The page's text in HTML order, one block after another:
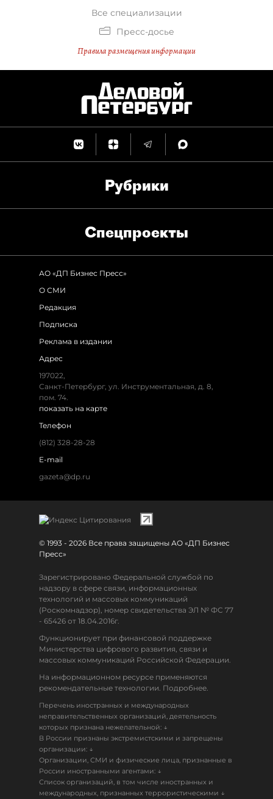
Все специализации
Пресс-досье
Правила размещения информации
Рубрики
Спец­проекты
АО «ДП Бизнес Пресс»
О СМИ
Редакция
Подписка
Реклама в издании
Адрес
197022,
Санкт-Петербург, ул. Инструментальная, д. 8,
пом. 74.
показать на карте
Телефон
(812) 328-28-28
E-mail
gazeta@dp.ru
© 1993 - 2026 Все права защищены АО «ДП Бизнес
Пресс»
Зарегистрировано Федеральной службой по
надзору в сфере связи, информационных
технологий и массовых коммуникаций
(Роскомнадзор), номер свидетельства ЭЛ № ФС 77
- 65426 от 18.04.2016г.
Функционирует при финансовой поддержке
Министерства цифрового развития, связи и
массовых коммуникаций Российской Федерации.
На информационном ресурсе применяются
рекомендательные технологии. Подробнее.
Перечень иностранных и международных
неправительственных организаций, деятельность
которых признана нежелательной: ↓
В России признаны экстремистскими и запрещены
организации: ↓
Организации, СМИ и физические лица, признанные в
России иностранными агентами: ↓
Список организаций, в том числе иностранных и
международных, признанных террористическими ↓